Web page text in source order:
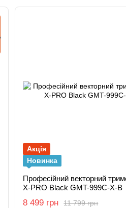
Акція
Новинка
Професійний векторний
X-PRO Black GMT-999C-X-B
11 799 грн
8 499 грн